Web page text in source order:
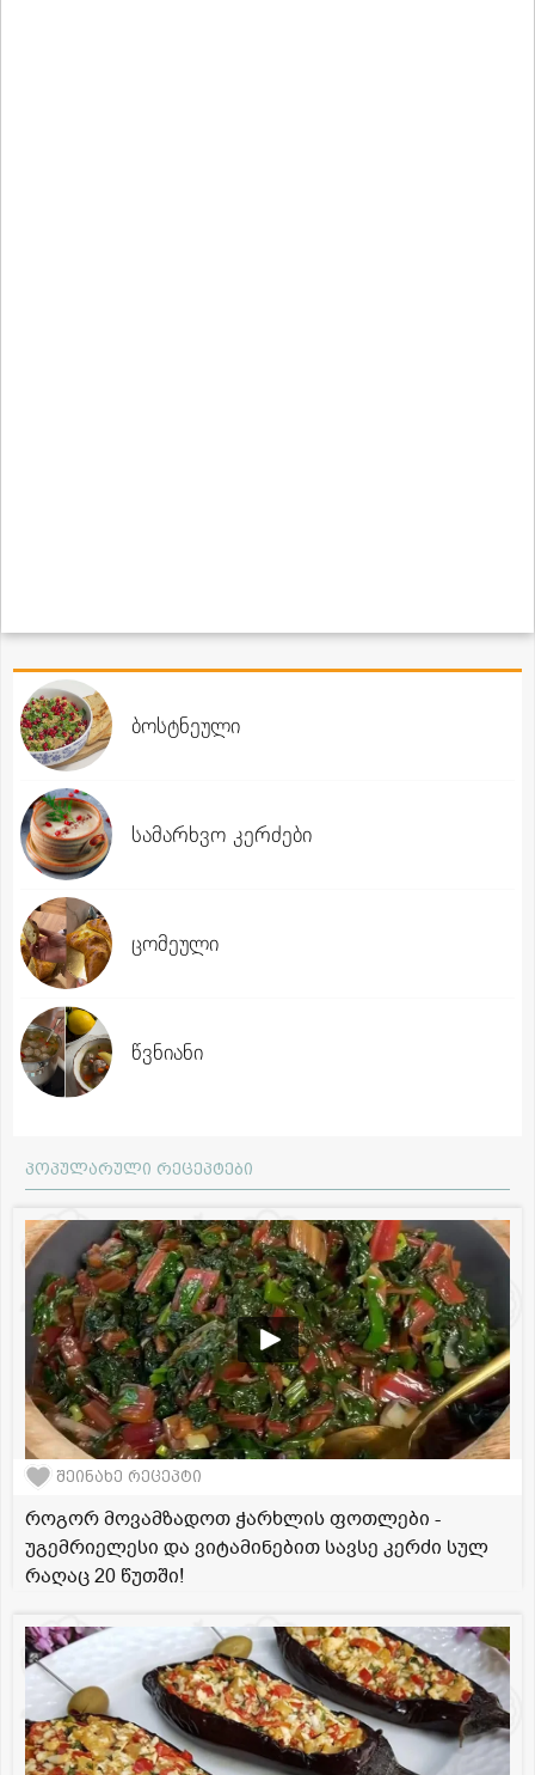
ბოსტნეული
სამარხვო კერძები
ცომეული
წვნიანი
პოპულარული რეცეპტები
შეინახე რეცეპტი
როგორ მოვამზადოთ ჭარხლის ფოთლები -
უგემრიელესი და ვიტამინებით სავსე კერძი სულ
რაღაც 20 წუთში!